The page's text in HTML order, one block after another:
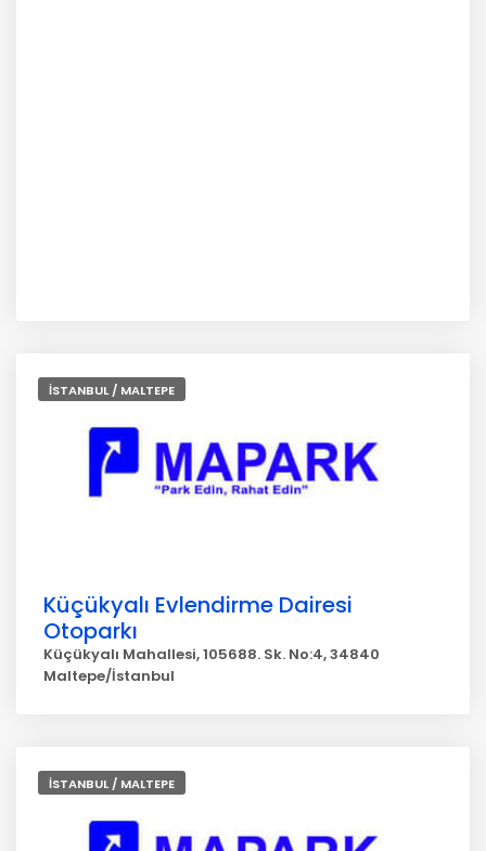
İSTANBUL / MALTEPE
Küçükyalı Evlendirme Dairesi
Otoparkı
Küçükyalı Mahallesi, 105688. Sk. No:4, 34840
Maltepe/İstanbul
İSTANBUL / MALTEPE